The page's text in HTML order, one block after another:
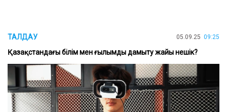
ТАЛДАУ 05.09.25 09:25
Қазақстандағы білім мен ғылымды дамыту жайы нешік?